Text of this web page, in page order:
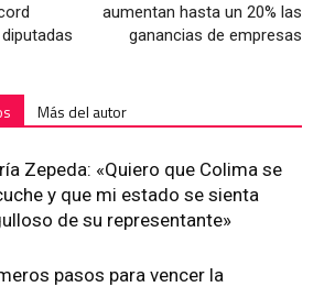
aumentan hasta un 20% las
ganancias de empresas
Más del autor
Zepeda: «Quiero que Colima se
y que mi estado se sienta
de su representante»
pasos para vencer la